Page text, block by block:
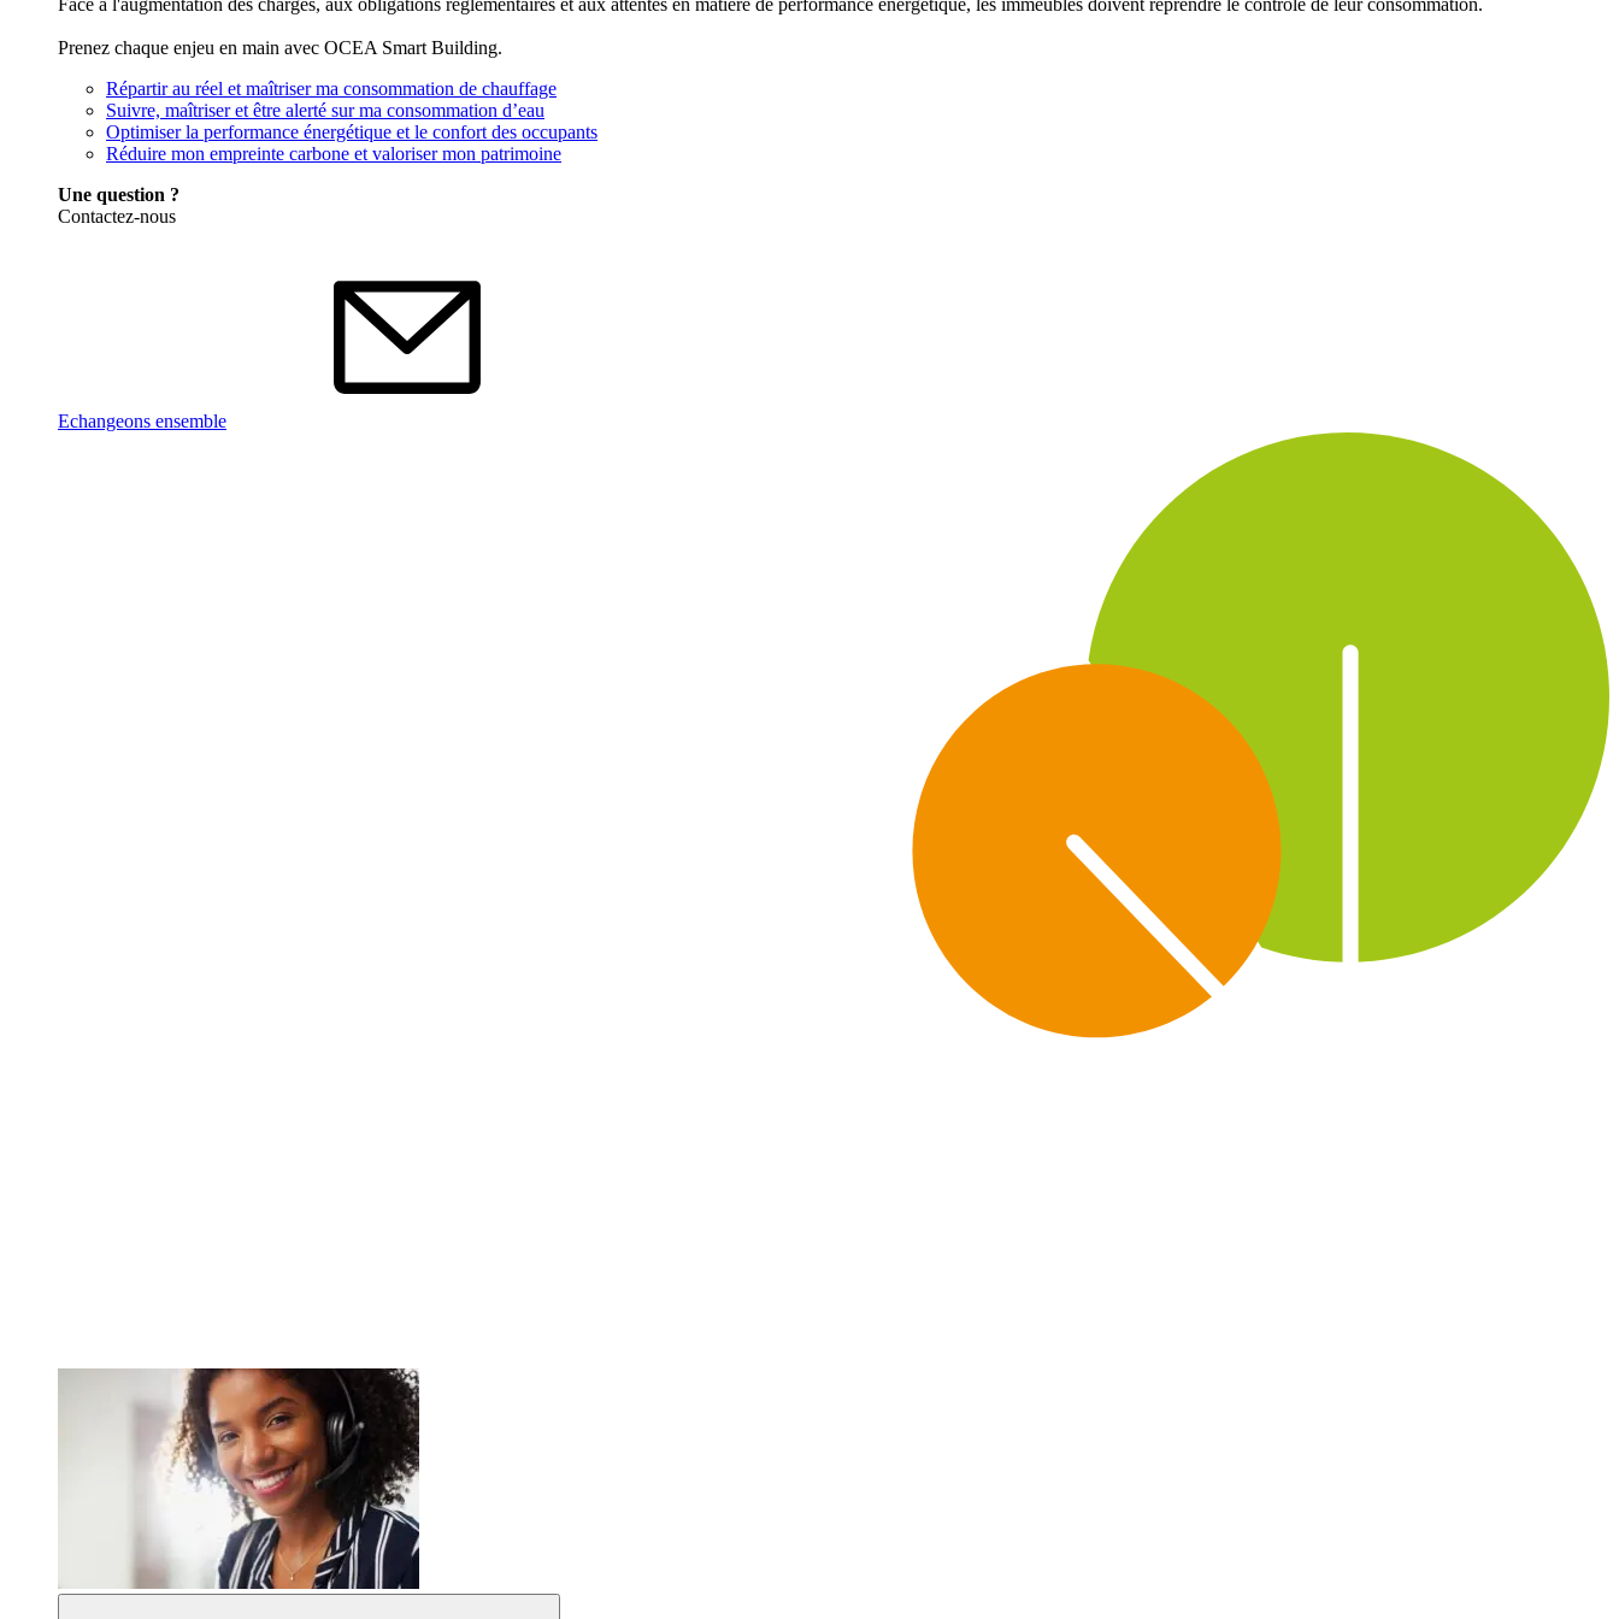
Face à l'augmentation des charges, aux obligations réglementaires et aux attentes en matière de performance énergétique, les immeubles doivent reprendre le contrôle de leur consommation.
Prenez chaque enjeu en main avec OCEA Smart Building.
Répartir au réel et maîtriser ma consommation de chauffage
Suivre, maîtriser et être alerté sur ma consommation d’eau
Optimiser la performance énergétique et le confort des occupants
Réduire mon empreinte carbone et valoriser mon patrimoine
Une question ?
Contactez-nous
Echangeons ensemble